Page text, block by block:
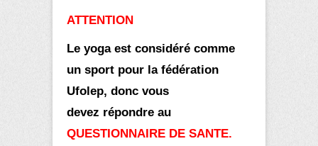
ATTENTION
Le yoga est considéré comme
un sport pour la fédération
Ufolep, donc vous
devez répondre au
QUESTIONNAIRE DE SANTE.